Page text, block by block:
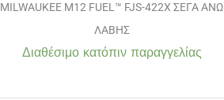
MILWAUKEE M12 FUEL™ FJS-422X ΣΕΓΑ ΑΝΩ
ΛΑΒΗΣ
Διαθέσιμο κατόπιν παραγγελίας